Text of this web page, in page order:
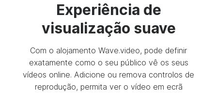
Experiência de
visualização suave
Com o alojamento Wave.video, pode definir
exatamente como o seu público vê os seus
vídeos online. Adicione ou remova controlos de
reprodução, permita ver o vídeo em ecrã